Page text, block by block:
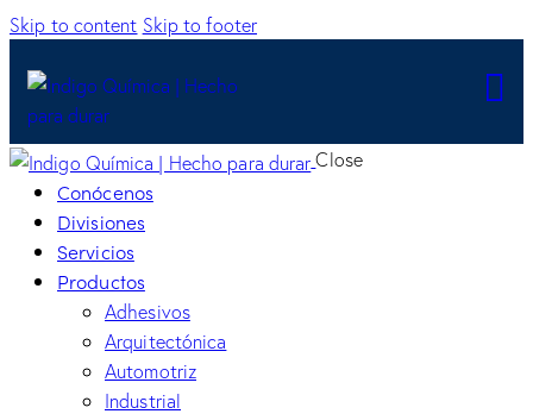
Skip to content Skip to footer
Close
Conócenos
Divisiones
Servicios
Productos
Adhesivos
Arquitectónica
Automotriz
Industrial